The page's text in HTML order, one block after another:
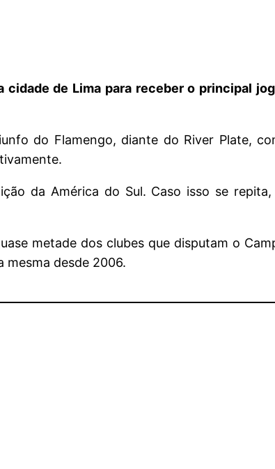
cidade de Lima para receber o principal
do Flamengo, diante do River Plate,
da América do Sul. Caso isso se
metade dos clubes que disputam o
mesma desde 2006.